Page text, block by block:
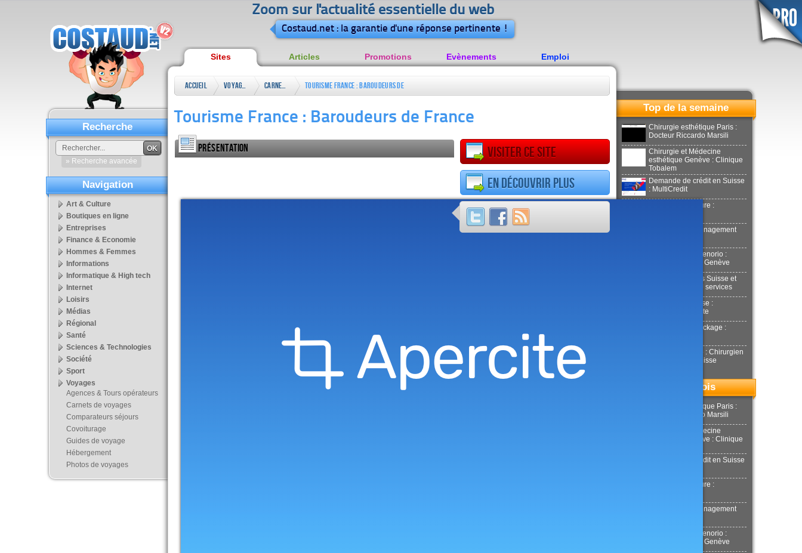
Zoom sur l'actualité essentielle du web
Costaud.net : la garantie d'une réponse pertinente !
Sites Articles Promotions Evènements Emploi
Accueil Voyages
Carnets
voyages
Tourisme France : Baroudeurs de
Tourisme France : Baroudeurs de France
Présentation
Visiter ce site
En découvrir plus
Recherche
OK
» Recherche avancée
Navigation
Art & Culture
Boutiques en ligne
Entreprises
Finance & Economie
Hommes & Femmes
Informations
Informatique & High tech
Internet
Loisirs
Médias
Régional
Santé
Sciences & Technologies
Société
Sport
Voyages
Agences & Tours opérateurs
Carnets de voyages
Comparateurs séjours
Covoiturage
Guides de voyage
Hébergement
Photos de voyages
Top de la semaine
Chirurgie esthétique Paris :
Docteur Riccardo Marsili
Chirurgie et Médecine
esthétique Genève : Clinique
Tobalem
Demande de crédit en Suisse
: MultiCredit
Location de voiture :
LaPuerta : Déménagement
Docteur Xavier Tenorio :
Aesthetics Clinic Genève
Déménagements Suisse et
international : NJ services
Achat or en Suisse :
Estimation gratuite
Location box Stockage :
Docteur Smarrito : Chirurgien
esthétique en Suisse
Top du mois
Chirurgie esthétique Paris :
Docteur Riccardo Marsili
Chirurgie et Médecine
esthétique Genève : Clinique
Demande de crédit en Suisse
Location de voiture :
LaPuerta : Déménagement
Docteur Xavier Tenorio :
Aesthetics Clinic Genève